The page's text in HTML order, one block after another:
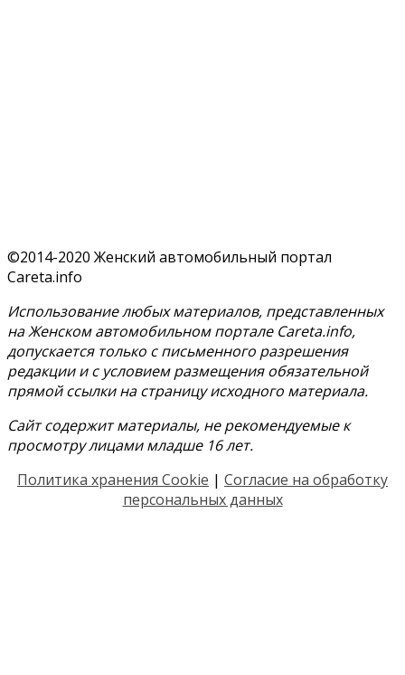
©2014-2020 Женский автомобильный портал
Careta.info
Использование любых материалов, представленных
на Женском автомобильном портале Careta.info,
допускается только с письменного разрешения
редакции и с условием размещения обязательной
прямой ссылки на страницу исходного материала.
Сайт содержит материалы, не рекомендуемые к
просмотру лицами младше 16 лет.
Политика хранения Cookie | Согласие на обработку
персональных данных